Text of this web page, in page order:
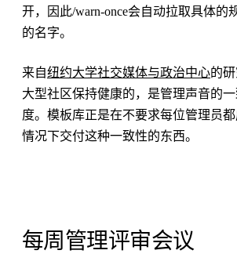
开，因此/warn-once会自动拉取具体的
的名字。
来自纽约大学社交媒体与政治中心的
大型社区保持健康的，是管理声音的
度。模板库正是在不要求每位管理员
情况下交付这种一致性的东西。
每周管理评审会议